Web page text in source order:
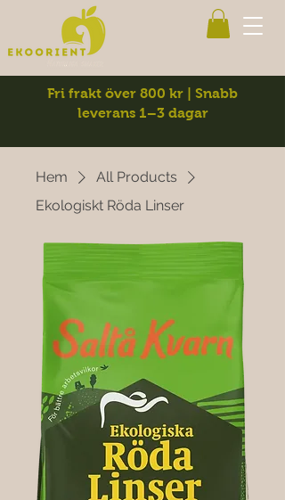
Fri frakt över 800 kr | Snabb
leverans 1–3 dagar
Hem
All Products
Ekologiskt Röda Linser